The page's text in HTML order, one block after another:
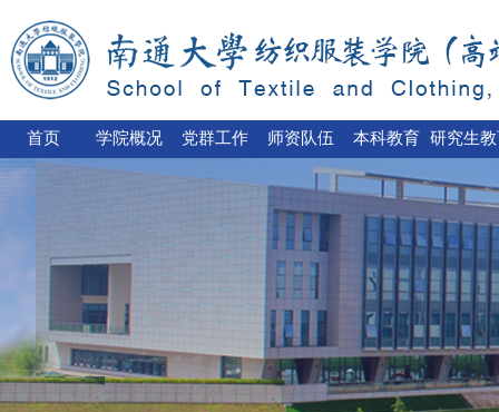
首页 学院概况 党群工作 师资队伍 本科教育 研究生